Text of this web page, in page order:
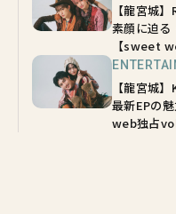
【龍宮城
素顔に迫
【sweet
【龍宮城
最新EPの
web独占